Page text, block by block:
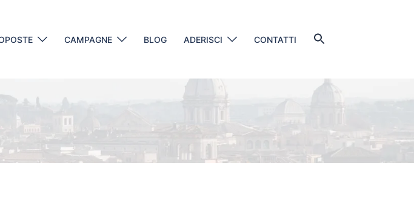
CAMPAGNE BLOG ADERISCI CONTATTI